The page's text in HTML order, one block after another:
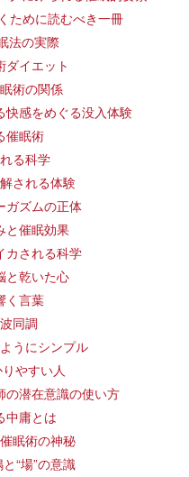
ために読むべき一冊
法の実際
ダイエット
術の関係
快感をめぐる没入体験
催眠術
る科学
される体験
ガズムの正体
と催眠効果
カされる科学
と乾いた心
く言葉
同調
うにシンプル
やすい人
の潜在意識の使い方
中庸とは
眠術の神秘
“場”の意識